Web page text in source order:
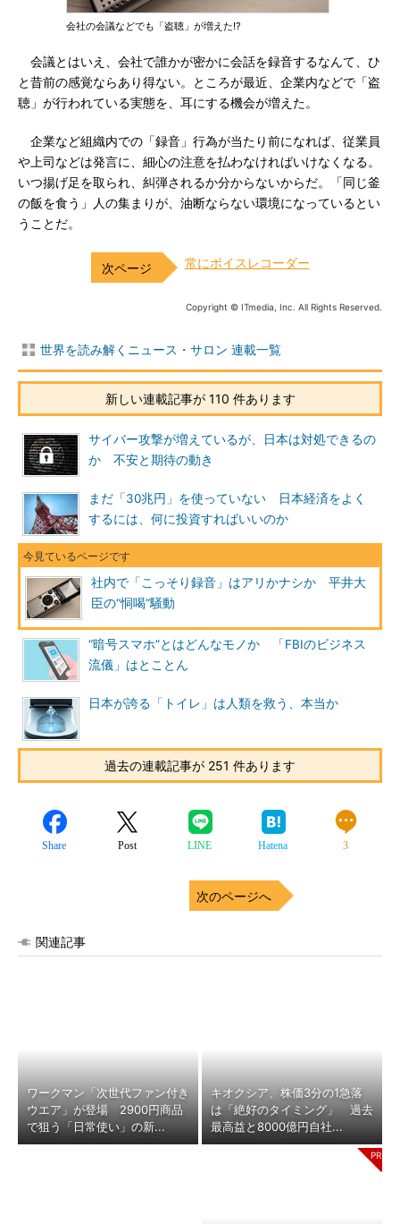
会社の会議などでも「盗聴」が増えた!?
会議とはいえ、会社で誰かが密かに会話を録音するなんて、ひ
と昔前の感覚ならあり得ない。ところが最近、企業内などで「盗
聴」が行われている実態を、耳にする機会が増えた。
企業など組織内での「録音」行為が当たり前になれば、従業員
や上司などは発言に、細心の注意を払わなければいけなくなる。
いつ揚げ足を取られ、糾弾されるか分からないからだ。「同じ釜
の飯を食う」人の集まりが、油断ならない環境になっているとい
うことだ。
常にボイスレコーダー
Copyright © ITmedia, Inc. All Rights Reserved.
世界を読み解くニュース・サロン 連載一覧
新しい連載記事が 110 件あります
サイバー攻撃が増えているが、日本は対処できるの
か 不安と期待の動き
まだ「30兆円」を使っていない 日本経済をよく
するには、何に投資すればいいのか
社内で「こっそり録音」はアリかナシか 平井大
臣の“恫喝”騒動
“暗号スマホ”とはどんなモノか 「FBIのビジネス
流儀」はとことん
日本が誇る「トイレ」は人類を救う、本当か
過去の連載記事が 251 件あります
Share Post LINE Hatena 3
次のページへ
関連記事
ワークマン「次世代ファン付き
ウエア」が登場 2900円商品
で狙う「日常使い」の新...
キオクシア、株価3分の1急落
は「絶好のタイミング」 過去
最高益と8000億円自社...